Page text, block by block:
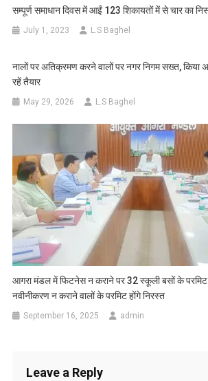
सम्पूर्ण समाधान दिवस में आईं 123 शिकायतों में से चार का
July 1, 2023 L.S Baghel
नालों पर अतिक्रमण करने वालों पर नगर निगम सख्त, किया
रहें तैयार
May 29, 2026 L.S Baghel
आगरा मंडल में फिटनेस न कराने पर 32 स्कूली बसों के
नवीनीकरण न कराने वालों के परमिट होंगे निरस्त
September 16, 2025 admin
Leave a Reply